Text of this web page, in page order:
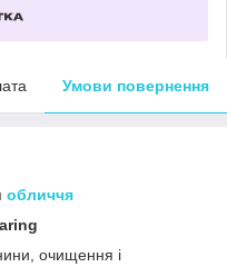
Умови повернення
обличчя
очищення і